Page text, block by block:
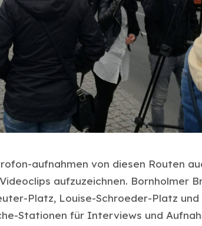
aufnahmen von diesen Routen
aufzuzeichnen. Bornholmer
Platz, Louise-Schroeder-Platz
Stationen für Interviews und